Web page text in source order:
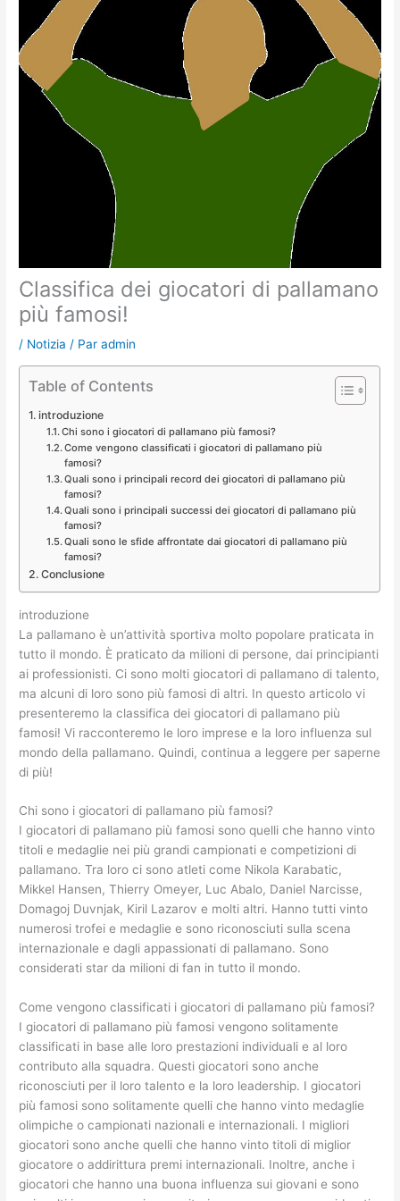
Classifica dei giocatori di pallamano
più famosi!
/ Notizia / Paradmin
Table of Contents
introduzione
Chi sono i giocatori di pallamano più famosi?
Come vengono classificati i giocatori di pallamano più
famosi?
Quali sono i principali record dei giocatori di pallamano più
famosi?
Quali sono i principali successi dei giocatori di pallamano più
famosi?
Quali sono le sfide affrontate dai giocatori di pallamano più
famosi?
Conclusione
introduzione
La pallamano è un’attività sportiva molto popolare praticata in
tutto il mondo. È praticato da milioni di persone, dai principianti
ai professionisti. Ci sono molti giocatori di pallamano di talento,
ma alcuni di loro sono più famosi di altri. In questo articolo vi
presenteremo la classifica dei giocatori di pallamano più
famosi! Vi racconteremo le loro imprese e la loro influenza sul
mondo della pallamano. Quindi, continua a leggere per saperne
di più!
Chi sono i giocatori di pallamano più famosi?
I giocatori di pallamano più famosi sono quelli che hanno vinto
titoli e medaglie nei più grandi campionati e competizioni di
pallamano. Tra loro ci sono atleti come Nikola Karabatic,
Mikkel Hansen, Thierry Omeyer, Luc Abalo, Daniel Narcisse,
Domagoj Duvnjak, Kiril Lazarov e molti altri. Hanno tutti vinto
numerosi trofei e medaglie e sono riconosciuti sulla scena
internazionale e dagli appassionati di pallamano. Sono
considerati star da milioni di fan in tutto il mondo.
Come vengono classificati i giocatori di pallamano più famosi?
I giocatori di pallamano più famosi vengono solitamente
classificati in base alle loro prestazioni individuali e al loro
contributo alla squadra. Questi giocatori sono anche
riconosciuti per il loro talento e la loro leadership. I giocatori
più famosi sono solitamente quelli che hanno vinto medaglie
olimpiche o campionati nazionali e internazionali. I migliori
giocatori sono anche quelli che hanno vinto titoli di miglior
giocatore o addirittura premi internazionali. Inoltre, anche i
giocatori che hanno una buona influenza sui giovani e sono